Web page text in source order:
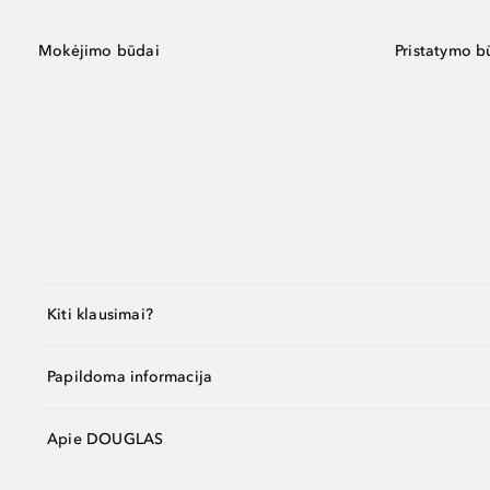
Mokėjimo būdai Pristatymo
Kiti klausimai?
Papildoma informacija
Apie DOUGLAS